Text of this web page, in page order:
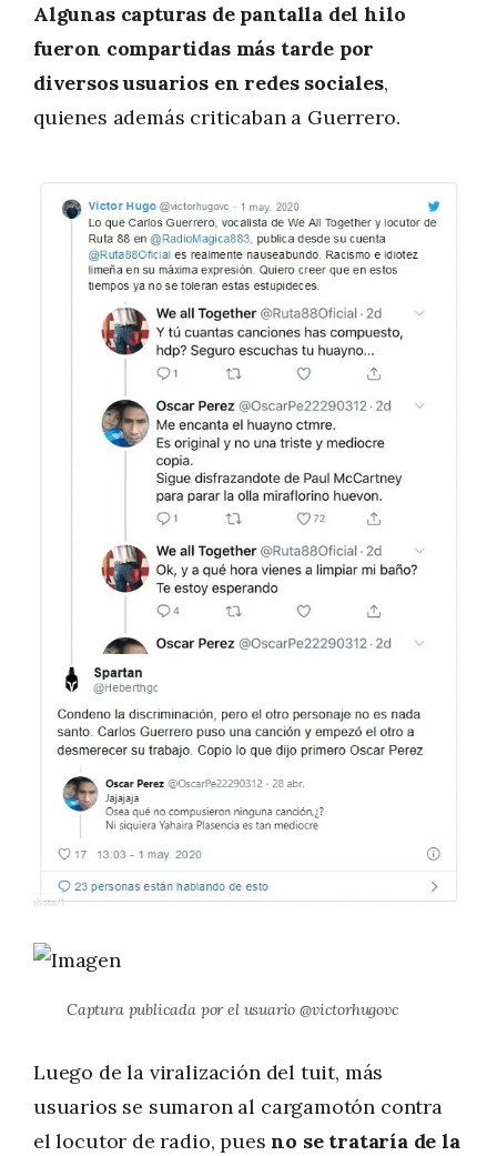
Algunas capturas de pantalla del hilo
fueron compartidas más tarde por
diversos usuarios en redes sociales,
quienes además criticaban a Guerrero.
Captura publicada por el usuario @victorhugovc
Luego de la viralización del tuit, más
usuarios se sumaron al cargamotón contra
el locutor de radio, puesno se trataría de la